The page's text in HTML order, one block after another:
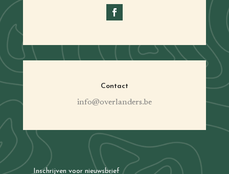
Contact
info@overlanders.be
Inschrijven voor nieuwsbrief